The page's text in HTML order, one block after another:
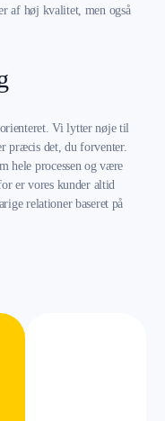
af høj kvalitet, men også
Vi lytter nøje til
præcis det, du forventer.
hele processen og være
er vores kunder altid
relationer baseret på